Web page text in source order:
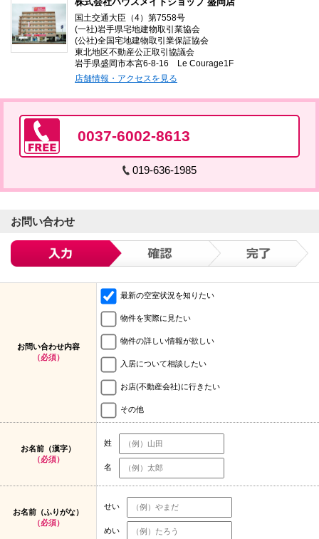
国土交通大臣（4）第7558号
(一社)岩手県宅地建物取引業協会
(公社)全国宅地建物取引業保証協会
東北地区不動産公正取引協議会
岩手県盛岡市本宮6-8-16 Le Courage1F
店舗情報・アクセスを見る
0037-6002-8613
019-636-1985
お問い合わせ
お問い合わせ内容
（必須）
最新の空室状況を知りたい
物件を実際に見たい
物件の詳しい情報が欲しい
入居について相談したい
お店(不動産会社)に行きたい
その他
お名前（漢字）
（必須）
姓
名
お名前（ふりがな）
（必須）
せい
めい